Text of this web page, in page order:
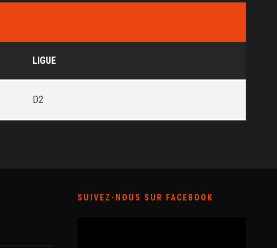
LIGUE
D2
SUIVEZ-NOUS SUR FACEBOOK